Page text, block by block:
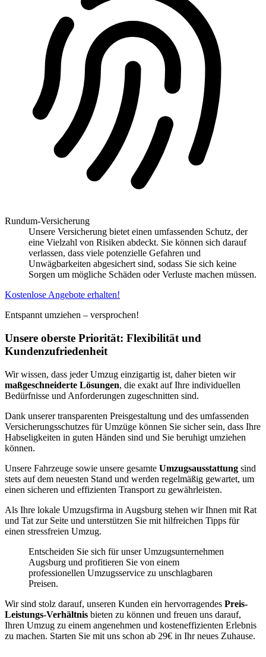
Rundum-Versicherung
Unsere Versicherung bietet einen umfassenden Schutz, der
eine Vielzahl von Risiken abdeckt. Sie können sich darauf
verlassen, dass viele potenzielle Gefahren und
Unwägbarkeiten abgesichert sind, sodass Sie sich keine
Sorgen um mögliche Schäden oder Verluste machen müssen.
Kostenlose Angebote erhalten!
Entspannt umziehen – versprochen!
Unsere oberste Priorität: Flexibilität und
Kundenzufriedenheit
Wir wissen, dass jeder Umzug einzigartig ist, daher bieten wir
maßgeschneiderte Lösungen, die exakt auf Ihre individuellen
Bedürfnisse und Anforderungen zugeschnitten sind.
Dank unserer transparenten Preisgestaltung und des umfassenden
Versicherungsschutzes für Umzüge können Sie sicher sein, dass Ihre
Habseligkeiten in guten Händen sind und Sie beruhigt umziehen
können.
Unsere Fahrzeuge sowie unsere gesamte Umzugsausstattung sind
stets auf dem neuesten Stand und werden regelmäßig gewartet, um
einen sicheren und effizienten Transport zu gewährleisten.
Als Ihre lokale Umzugsfirma in Augsburg stehen wir Ihnen mit Rat
und Tat zur Seite und unterstützen Sie mit hilfreichen Tipps für
einen stressfreien Umzug.
Entscheiden Sie sich für unser Umzugsunternehmen
Augsburg und profitieren Sie von einem
professionellen Umzugsservice zu unschlagbaren
Preisen.
Wir sind stolz darauf, unseren Kunden ein hervorragendes Preis-
Leistungs-Verhältnis bieten zu können und freuen uns darauf,
Ihren Umzug zu einem angenehmen und kosteneffizienten Erlebnis
zu machen. Starten Sie mit uns schon ab 29€ in Ihr neues Zuhause.